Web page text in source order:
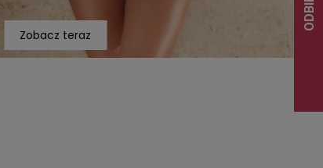
Zobacz teraz